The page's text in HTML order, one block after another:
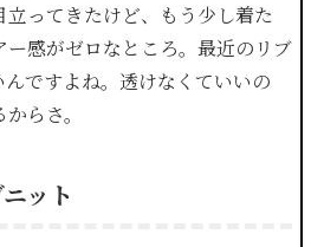
立ってきたけど、もう少し着た
感がゼロなところ。最近のリブ
ですよね。透けなくていいの
らさ。
ット